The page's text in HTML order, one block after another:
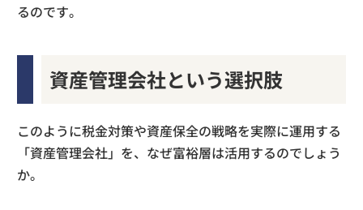
るのです。
資産管理会社という選択肢
このように税金対策や資産保全の戦略を実際に運用する
「資産管理会社」を、なぜ富裕層は活用するのでしょう
か。